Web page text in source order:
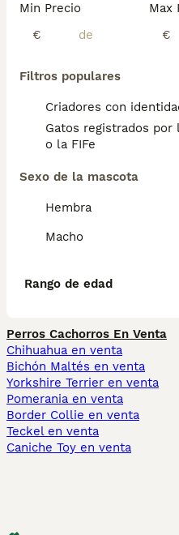
Min Precio
€
Max
€
Filtros populares
Criadores con
Gatos registrados por
o la FIFe
Sexo de la mascota
Hembra
Macho
Rango de edad
Perros Cachorros En Venta
Chihuahua en venta
Bichón Maltés en venta
Yorkshire Terrier en venta
Pomerania en venta
Border Collie en venta
Teckel en venta
Caniche Toy en venta